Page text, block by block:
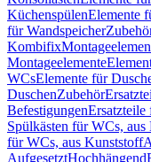
KüchenspülenElemente
für Wandspeicher
Kombifix
Montageelemente
WCsElemente für
DuschenZubehör
BefestigungenErsatzteile
Spülkästen für WCs,
für WCs, aus Kunststoff
AufgesetztHochhängend